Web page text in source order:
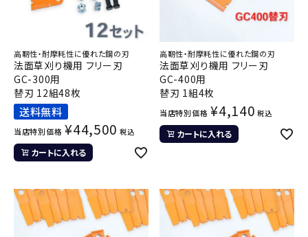
高靭性・耐摩耗性に優れた鋼の刃
法面草刈り機用 フリー刃
GC-300用
替刃 12組48枚
送料無料
当店特別価格 ¥44,500 税込
カートに入れる
高靭性・耐摩耗性に優れた鋼の刃
法面草刈り機用 フリー刃
GC-400用
替刃 1組4枚
当店特別価格 ¥4,140 税込
カートに入れる